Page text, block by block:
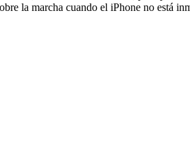
la marcha cuando el iPhone no está